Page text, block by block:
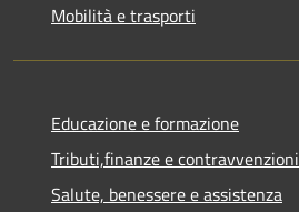
Mobilità e trasporti
Educazione e formazione
Tributi,finanze e contravvenzioni
Salute, benessere e assistenza